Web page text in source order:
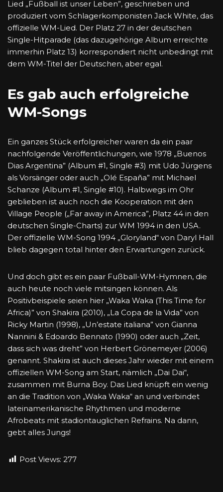
Lied „Fußball ist unser Leben”, geschrieben und
produziert vom Schlagerkomponisten Jack White, das
offizielle WM-Lied. Der Platz 27 in der deutschen
Single-Hitparade (das dazugehörige Album erreichte
immerhin Platz 13) korrespondiert nicht unbedingt mit
dem WM-Titel der Deutschen, aber egal.
Es gab auch erfolgreiche
WM-Songs
Ein ganzes Stück erfolgreicher waren da ein paar
nachfolgende Veröffentlichungen, wie 1978 „Buenos
Dias Argentina” (Album #1, Single #3) mit Udo Jürgens
als Vorsänger oder auch „Olé España” mit Michael
Schanze (Album #1, Single #10). Halbwegs im Ohr
geblieben ist auch noch die Kooperation mit den
Village People („Far away in America”, Platz 44 in den
deutschen Single-Charts) zur WM 1994 in den USA.
Der offizielle WM-Song 1994 „Gloryland“ von Daryl Hall
blieb dagegen total hinter den Erwartungen zurück.
Und doch gibt es ein paar Fußball-WM-Hymnen, die
auch heute noch viele mitsingen können. Als
Positivbeispiele seien hier „Waka Waka (This Time for
Africa)” von Shakira (2010), „La Copa de la Vida” von
Ricky Martin (1998), „Un’estate italiana” von Gianna
Nannini & Edoardo Bennato (1990) oder auch „Zeit,
dass sich was dreht” von Herbert Grönemeyer (2006)
genannt. Shakira ist auch dieses Jahr wieder mit einem
offiziellen WM-Song am Start, nämlich „Dai Dai“,
zusammen mit Burna Boy. Das Lied knüpft ein wenig
an die Tradition von „Waka Waka“ an und verbindet
lateinamerikanische Rhythmen und moderne
Afrobeats mit stadiontauglichen Refrains. Na dann,
gebt alles Jungs!
Post Views: 277